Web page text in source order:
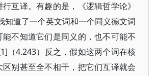
互译。有趣的是，《逻辑哲学论》
知道了一个英文词和一个同义德文词
不知道它们是同义的，也不可能不
（4.243）反之，假如这两个词在核
别甚至全不相干，把它们互译就会